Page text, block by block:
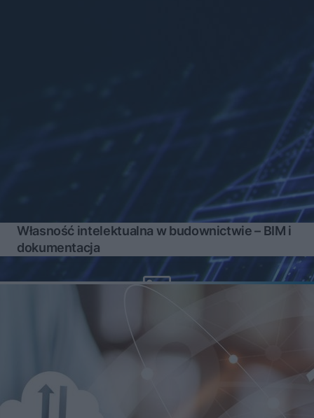
Własność intelektualna w budownictwie – BIM i
dokumentacja